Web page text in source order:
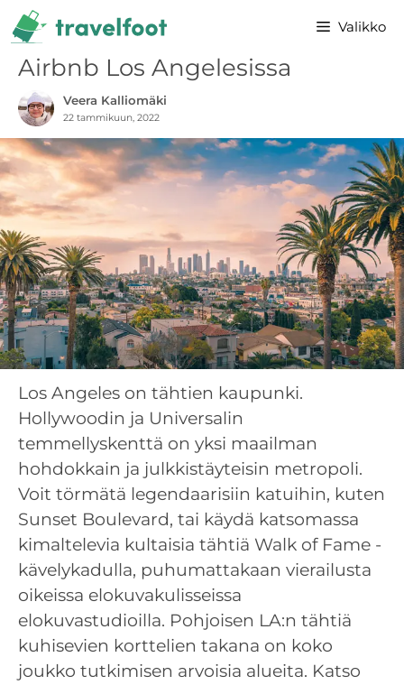
Siirry
sisältöön
Valikko
Airbnb Los Angelesissa
Veera Kalliomäki
22 tammikuun, 2022
Los Angeles on tähtien kaupunki.
Hollywoodin ja Universalin
temmellyskenttä on yksi maailman
hohdokkain ja julkkistäyteisin metropoli.
Voit törmätä legendaarisiin katuihin, kuten
Sunset Boulevard, tai käydä katsomassa
kimaltelevia kultaisia tähtiä Walk of Fame -
kävelykadulla, puhumattakaan vierailusta
oikeissa elokuvakulisseissa
elokuvastudioilla. Pohjoisen LA:n tähtiä
kuhisevien korttelien takana on koko
joukko tutkimisen arvoisia alueita. Katso